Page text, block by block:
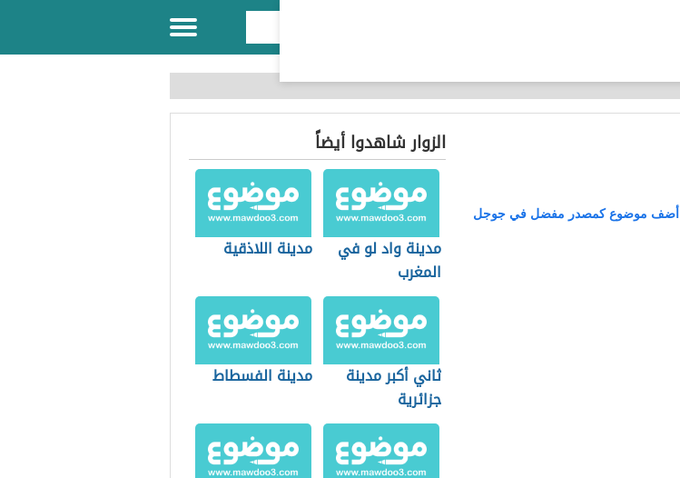
أضف موضوع كمصدر مفضل في جوجل
الزوار شاهدوا أيضاً
مدينة واد لو في
المغرب
مدينة اللاذقية
ثاني أكبر مدينة
جزائرية
مدينة الفسطاط